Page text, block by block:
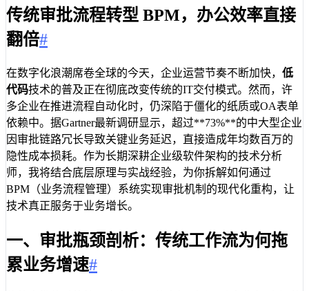
传统审批流程转型 BPM，办公效率直接
翻倍#
在数字化浪潮席卷全球的今天，企业运营节奏不断加快， 低
代码技术的普及正在彻底改变传统的IT交付模式。然而，许
多企业在推进流程自动化时，仍深陷于僵化的纸质或OA表单
依赖中。据Gartner最新调研显示，超过**73%**的中大型企业
因审批链路冗长导致关键业务延迟，直接造成年均数百万的
隐性成本损耗。作为长期深耕企业级软件架构的技术分析
师，我将结合底层原理与实战经验，为你拆解如何通过
BPM（业务流程管理）系统实现审批机制的现代化重构，让
技术真正服务于业务增长。
一、审批瓶颈剖析：传统工作流为何拖
累业务增速#